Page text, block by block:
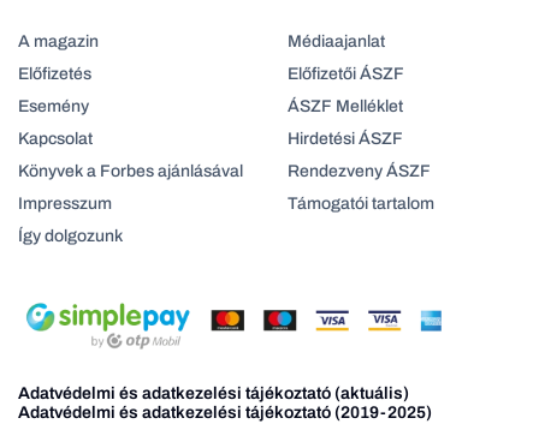
A magazin
Előfizetés
Esemény
Kapcsolat
Könyvek a Forbes ajánlásával
Impresszum
Így dolgozunk
Médiaajanlat
Előfizetői ÁSZF
ÁSZF Melléklet
Hirdetési ÁSZF
Rendezveny ÁSZF
Támogatói tartalom
Adatvédelmi és adatkezelési tájékoztató (aktuális)
Adatvédelmi és adatkezelési tájékoztató (2019-2025)